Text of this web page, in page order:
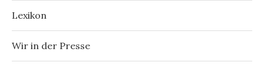
Lexikon
Wir in der Presse